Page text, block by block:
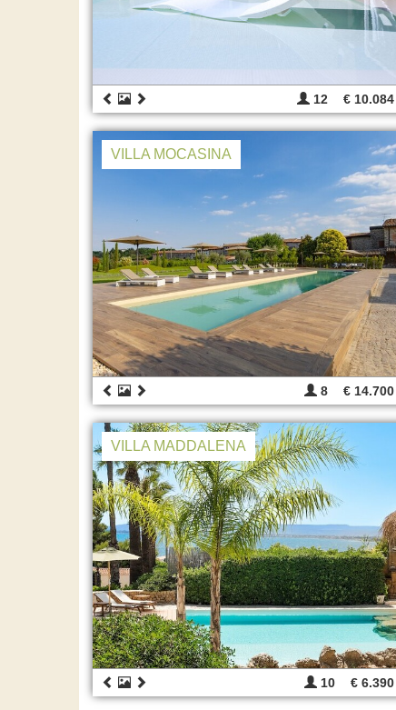
12 € 10.084
VILLA MOCASINA
8 € 14.700
VILLA MADDALENA
10 € 6.390